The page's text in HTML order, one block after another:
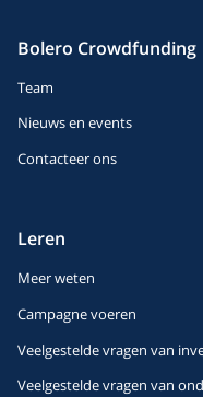
Bolero Crowdfunding
Team
Nieuws en events
Contacteer ons
Leren
Meer weten
Campagne voeren
Veelgestelde vragen van
Veelgestelde vragen van